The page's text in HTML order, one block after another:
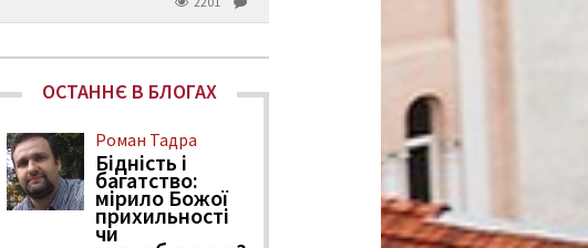
ОСТАННЄ В БЛОГАХ
Роман Тадра
Бідність і
багатство:
мірило Божої
прихильності
чи